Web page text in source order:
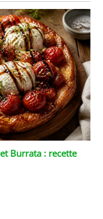
Burrata : recette